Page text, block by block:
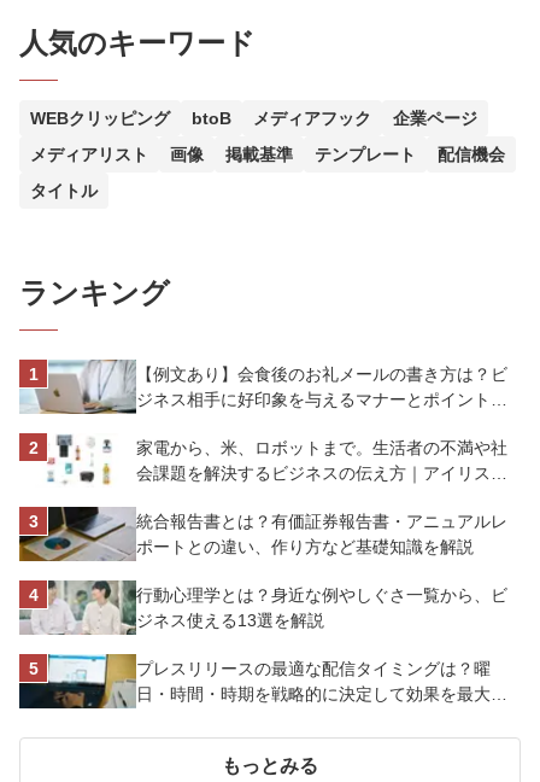
人気のキーワード
WEBクリッピング btoB メディアフック
企業ページ
メディアリスト
画像 掲載基準 テンプレート
配信機会
タイトル
ランキング
【例文あり】会食後のお礼メールの書き方は？ビ
ジネス相手に好印象を与えるマナーとポイントを
家電から、米、ロボットまで。生活者の不満や社
会課題を解決するビジネスの伝え方｜アイリスオ
統合報告書とは？有価証券報告書・アニュアルレ
ポートとの違い、作り方など基礎知識を解説
行動心理学とは？身近な例やしぐさ一覧から、ビ
ジネス使える13選を解説
プレスリリースの最適な配信タイミングは？曜
日・時間・時期を戦略的に決定して効果を最大化
もっとみる